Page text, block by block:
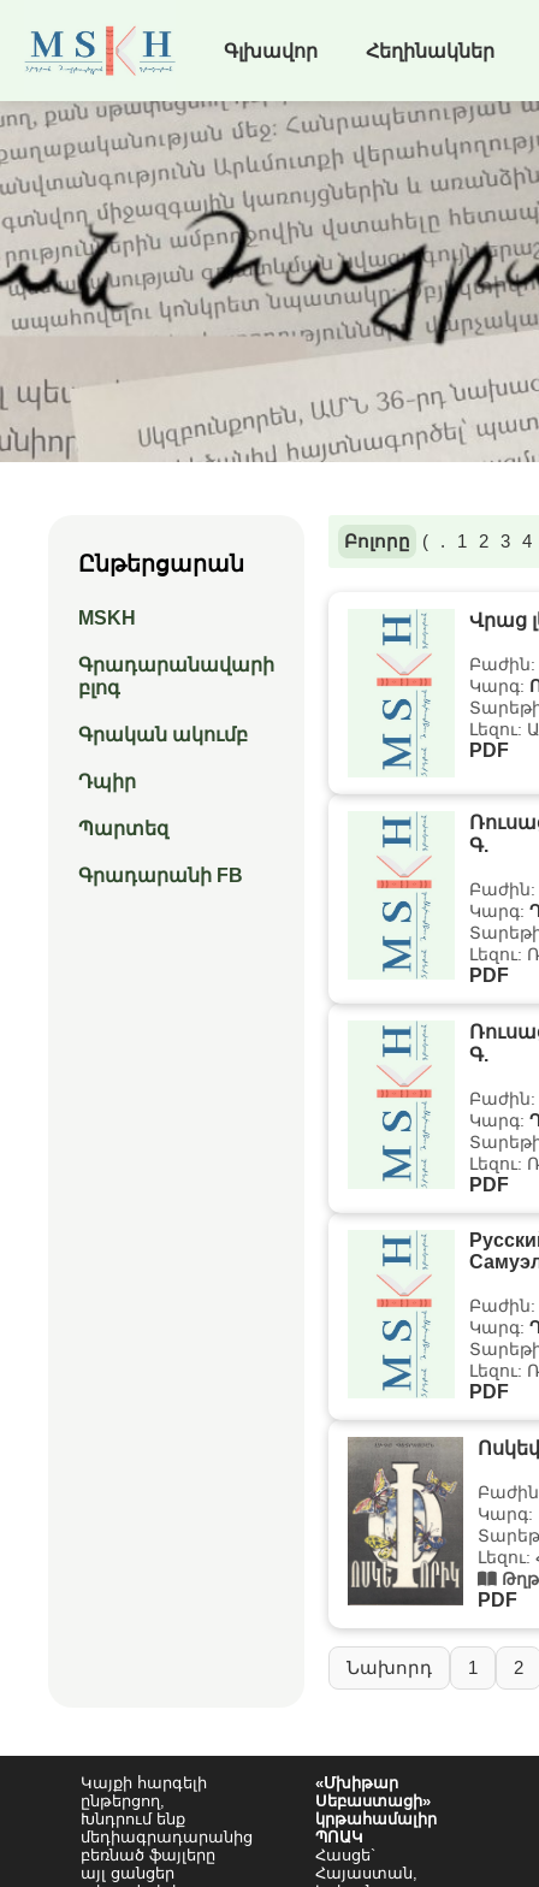
Գլխավոր Հեղինակներ
Ընթերցարան
MSKH
Գրադարանավարի
բլոգ
Գրական ակումբ
Դպիր
Պարտեզ
Գրադարանի FB
Բոլորը ( . 1 2 3 4
Վրաց
Բաժին:
Կարգ:
Լեզու:
PDF
Գ.
Բաժին:
Կարգ:
Լեզու:
PDF
Գ.
Բաժին:
Կարգ:
Լեզու:
PDF
Բաժին:
Կարգ:
Լեզու:
PDF
Կարգ:
PDF
Նախորդ 1 2
Կայքի հարգելի
ընթերցող,
Խնդրում ենք
մեդիագրադարանից
բեռնած ֆայլերը
այլ ցանցեր
«Մխիթար
Սեբաստացի»
կրթահամալիր
ՊՈԱԿ
Հասցե`
Հայաստան,